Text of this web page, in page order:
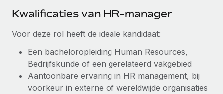
Kwalificaties van HR-manager
Voor deze rol heeft de ideale kandidaat:
Een bacheloropleiding Human Resources,
Bedrijfskunde of een gerelateerd vakgebied
Aantoonbare ervaring in HR management, bij
voorkeur in externe of wereldwijde organisaties